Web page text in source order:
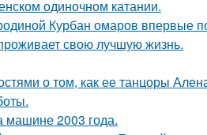
одиночном катании.
Курбан омаров впервые
свою лучшую жизнь.
о том, как ее танцоры
машине 2003 года.